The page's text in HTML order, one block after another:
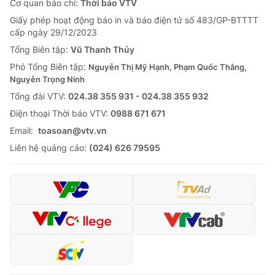
Sản phẩm
Thị trường
Tư vấn
Lịch phát sóng
Chuyên mục khác
Emagazine Podcast
VTV Money VTV Thể thao
VTV Sức khoẻ
Cơ quan báo chí: Thời báo VTV
Giấy phép hoạt động báo in và báo điện tử số 483/GP-BTTTT
cấp ngày 29/12/2023
Tổng Biên tập: Vũ Thanh Thủy
Phó Tổng Biên tập: Nguyễn Thị Mỹ Hạnh, Phạm Quốc Thắng,
Nguyễn Trọng Ninh
Tổng đài VTV: 024.38 355 931 - 024.38 355 932
Ðiện thoại Thời báo VTV: 0988 671 671
Email: toasoan@vtv.vn
Liên hệ quảng cáo: (024) 626 79595